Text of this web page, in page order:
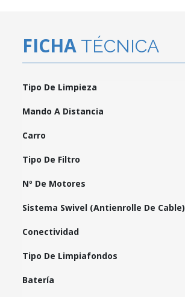
FICHA TÉCNICA
Tipo De Limpieza
Mando A Distancia
Carro
Tipo De Filtro
Nº De Motores
Sistema Swivel (antienrolle De Cable)
Conectividad
Tipo De Limpiafondos
Batería